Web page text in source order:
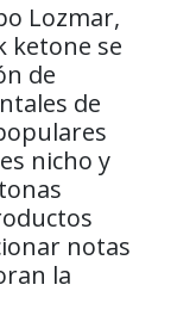
Lozmar,
ketone se
de
de
nicho y
notas
la